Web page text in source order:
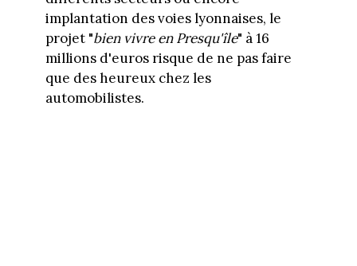
implantation des voies lyonnaises, le
projet "bien vivre en Presqu'île" à 16
millions d'euros risque de ne pas faire
que des heureux chez les
automobilistes.